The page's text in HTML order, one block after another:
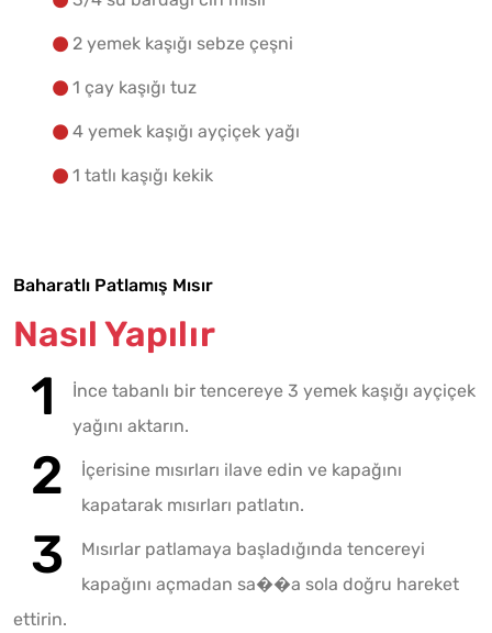
Yapılış Adımlarına Geç
2 yemek kaşığı sebze çeşni
1 çay kaşığı tuz
4 yemek kaşığı ayçiçek yağı
1 tatlı kaşığı kekik
Baharatlı Patlamış Mısır
Nasıl Yapılır
İnce tabanlı bir tencereye 3 yemek kaşığı ayçiçek
yağını aktarın.
İçerisine mısırları ilave edin ve kapağını
kapatarak mısırları patlatın.
Mısırlar patlamaya başladığında tencereyi
kapağını açmadan sa��a sola doğru hareket
ettirin.